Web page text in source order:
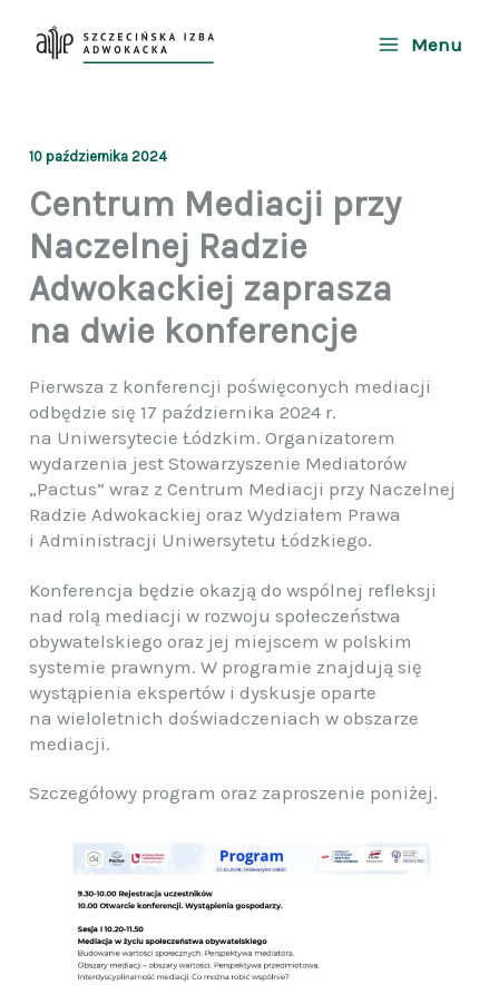
Menu
10 października 2024
Centrum Mediacji przy
Naczelnej Radzie
Adwokackiej zaprasza
na dwie konferencje
Pierwsza z konferencji poświęconych mediacji
odbędzie się 17 października 2024 r.
na Uniwersytecie Łódzkim. Organizatorem
wydarzenia jest Stowarzyszenie Mediatorów
„Pactus” wraz z Centrum Mediacji przy Naczelnej
Radzie Adwokackiej oraz Wydziałem Prawa
i Administracji Uniwersytetu Łódzkiego.
Konferencja będzie okazją do wspólnej refleksji
nad rolą mediacji w rozwoju społeczeństwa
obywatelskiego oraz jej miejscem w polskim
systemie prawnym. W programie znajdują się
wystąpienia ekspertów i dyskusje oparte
na wieloletnich doświadczeniach w obszarze
mediacji.
Szczegółowy program oraz zaproszenie poniżej.